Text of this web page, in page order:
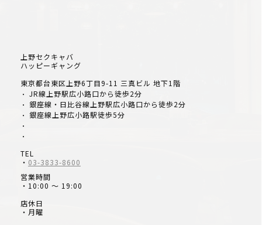
上野セクキャバ
ハッピーギャング
東京都台東区上野6丁目9-11 三真ビル 地下1階
・ JR線上野駅広小路口から徒歩2分
・ 銀座線・日比谷線上野駅広小路口から徒歩2分
・ 銀座線上野広小路駅徒歩5分
・
・
TEL
・ 03-3833-8600
営業時間
・10:00 ～ 19:00
店休日
・月曜